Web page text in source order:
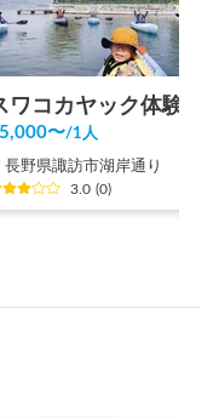
ワコカヤック体験
5,000〜/1人
長野県諏訪市湖岸通り
3.0 (0)